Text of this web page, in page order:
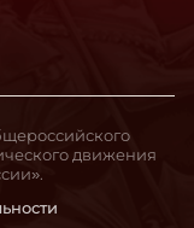
движения